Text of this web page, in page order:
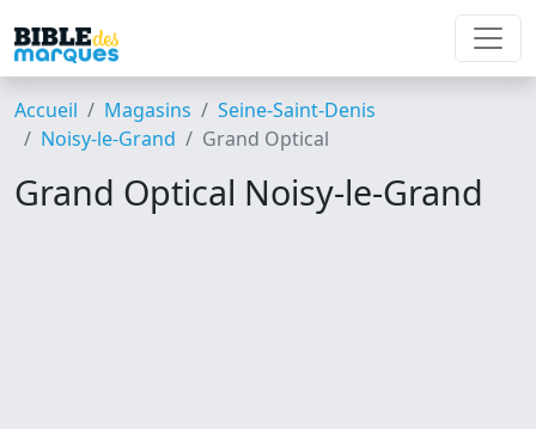
Accueil Magasins
Seine-Saint-Denis
Noisy-le-Grand
Grand Optical
Grand Optical Noisy-le-Grand